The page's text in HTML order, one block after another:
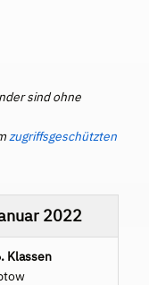
sind ohne
zugriffsgeschützten
2022
Klassen